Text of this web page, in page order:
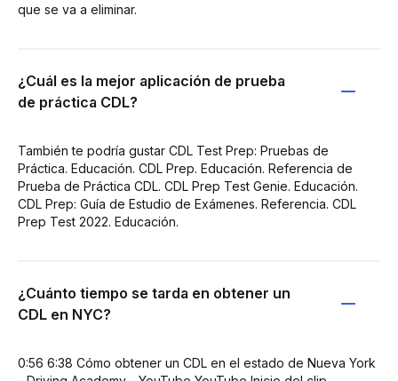
que se va a eliminar.
¿Cuál es la mejor aplicación de prueba
de práctica CDL?
También te podría gustar CDL Test Prep: Pruebas de
Práctica. Educación. CDL Prep. Educación. Referencia de
Prueba de Práctica CDL. CDL Prep Test Genie. Educación.
CDL Prep: Guía de Estudio de Exámenes. Referencia. CDL
Prep Test 2022. Educación.
¿Cuánto tiempo se tarda en obtener un
CDL en NYC?
0:56 6:38 Cómo obtener un CDL en el estado de Nueva York